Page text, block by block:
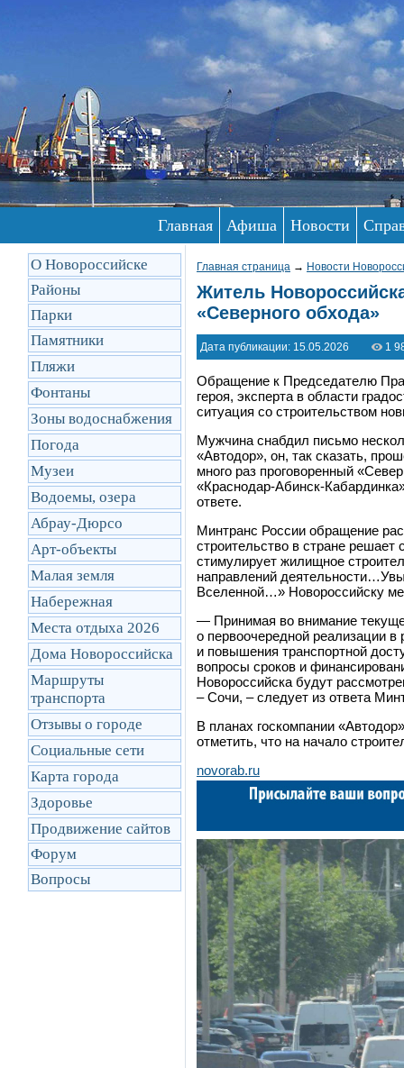
Главная Афиша Новости
О Новороссийске
Районы
Парки
Памятники
Пляжи
Фонтаны
Зоны водоснабжения
Погода
Музеи
Водоемы, озера
Абрау-Дюрсо
Арт-объекты
Малая земля
Набережная
Места отдыха 2026
Дома Новороссийска
Маршруты
транcпорта
Отзывы о городе
Социальные сети
Карта города
Здоровье
Продвижение сайтов
Форум
Вопросы
Главная страница → Новости
Житель
«Северного обхода»
Дата публикации: 15.05.2026 1
Обращение к Председателю
героя, эксперта в области
ситуация со строительством
Мужчина снабдил письмо
«Автодор», он, так сказать,
много раз проговоренный
«Краснодар-Абинск-
ответе.
Минтранс России обращение
строительство в стране
стимулирует жилищное
направлений
Вселенной…» Новороссийску
— Принимая во внимание
о первоочередной реализации в
и повышения транспортной
вопросы сроков и
Новороссийска будут
– Сочи, – следует из ответа
В планах госкомпании
отметить, что на начало
novorab.ru